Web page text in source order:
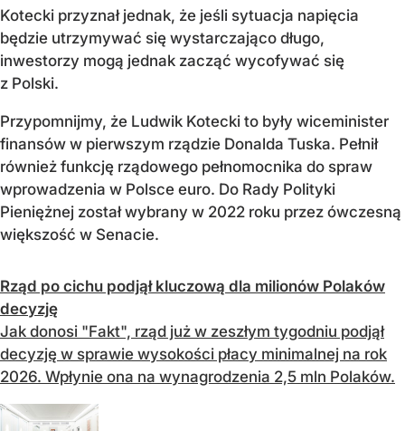
Kotecki przyznał jednak, że jeśli sytuacja napięcia
będzie utrzymywać się wystarczająco długo,
inwestorzy mogą jednak zacząć wycofywać się
z Polski.
Przypomnijmy, że Ludwik Kotecki to były wiceminister
finansów w pierwszym rządzie Donalda Tuska. Pełnił
również funkcję rządowego pełnomocnika do spraw
wprowadzenia w Polsce euro. Do Rady Polityki
Pieniężnej został wybrany w 2022 roku przez ówczesną
większość w Senacie.
Rząd po cichu podjął kluczową dla milionów Polaków
decyzję
Jak donosi "Fakt", rząd już w zeszłym tygodniu podjął
decyzję w sprawie wysokości płacy minimalnej na rok
2026. Wpłynie ona na wynagrodzenia 2,5 mln Polaków.